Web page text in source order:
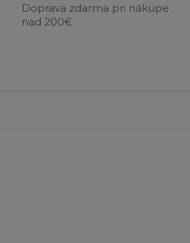
Doprava zdarma pri nákupe
nad 200€